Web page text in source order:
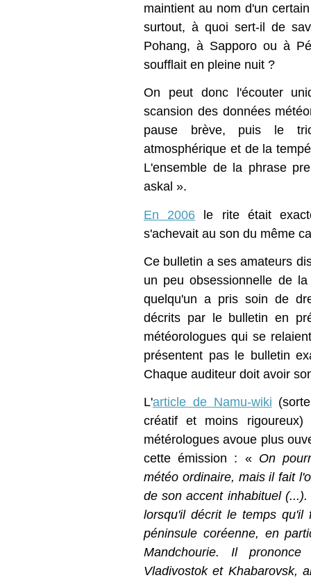
maintient au nom d'un
surtout, à quoi sert-il de
Pohang, à Sapporo ou à
soufflait en pleine nuit ?
On peut donc l'écouter
scansion des données
pause brève, puis le
atmosphérique et de la
L'ensemble de la phrase
askal ».
En 2006 le rite était
s'achevait au son du même
Ce bulletin a ses amateurs
un peu obsessionnelle de
quelqu'un a pris soin de
décrits par le bulletin en
météorologues qui se
présentent pas le bulletin
Chaque auditeur doit avoir
L'article de Namu-wiki
créatif et moins
métérologues avoue plus
cette émission : « On
météo ordinaire, mais il fait
de son accent inhabituel
lorsqu'il décrit le temps
péninsule coréenne, en
Mandchourie. Il
Vladivostok et Khabarovsk,